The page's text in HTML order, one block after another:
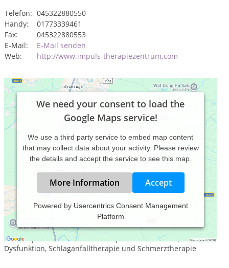
Telefon: 045322880550
Handy:
01773339461
Fax:
045322880553
E-Mail:
E-Mail senden
Web:
http://www.impuls-therapiezentrum.com
We need your consent to load the
Google Maps service!
We use a third party service to embed map content
that may collect data about your activity. Please review
the details and accept the service to see this map.
More Information Accept
Powered by Usercentrics Consent Management
Platform
Heilpraktiker mit mehr als 30jähriger Berufserfahrung in der
Medizin
Medizinprodukteberater Schwerpunkt Inkontinenz, erektile
Dysfunktion, Schlaganfalltherapie und Schmerztherapie